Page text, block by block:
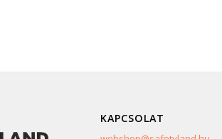
KAPCSOLAT